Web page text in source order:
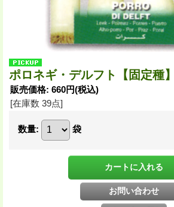
ポロネギ・デルフト【固定種】
販売価格: 660円(税込)
[在庫数 39点]
数量: 袋